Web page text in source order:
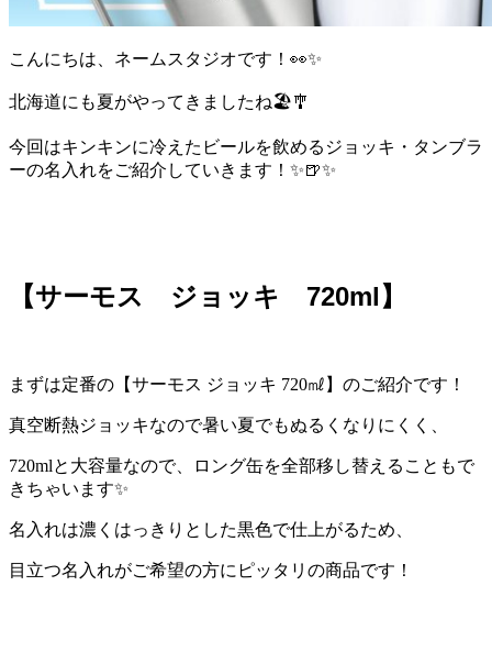
こんにちは、ネームスタジオです！👀✨
北海道にも夏がやってきましたね🏖️🎐
今回はキンキンに冷えたビールを飲めるジョッキ・タンブラ
ーの名入れをご紹介していきます！✨🍺✨
【サーモス ジョッキ 720ml】
まずは定番の【サーモス ジョッキ 720㎖】のご紹介です！
真空断熱ジョッキなので暑い夏でもぬるくなりにくく、
720mlと大容量なので、ロング缶を全部移し替えることもで
きちゃいます✨
名入れは濃くはっきりとした黒色で仕上がるため、
目立つ名入れがご希望の方にピッタリの商品です！